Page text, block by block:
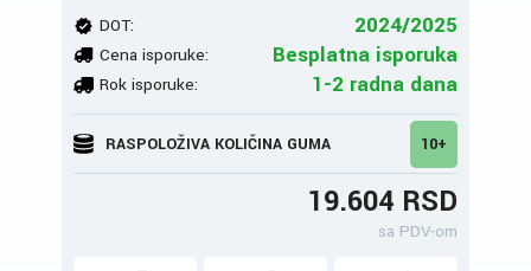
DOT: 2024/2025
Cena isporuke: Besplatna isporuka
Rok isporuke: 1-2 radna dana
RASPOLOŽIVA KOLIČINA GUMA 10+
19.604 RSD
sa PDV-om